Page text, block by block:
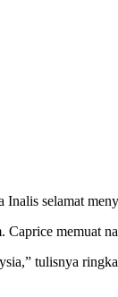
selamat
memuat
tulisnya